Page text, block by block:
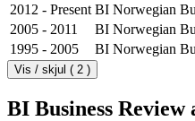
2012 - Present BI Norwegian
2005 - 2011
BI Norwegian
1995 - 2005
BI Norwegian
Vis / skjul ( 2 )
BI Business